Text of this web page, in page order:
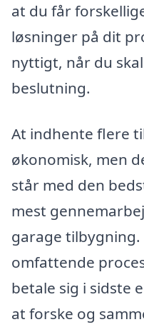
at du får
løsninger på dit
nyttigt, når du
beslutning.
At indhente flere
økonomisk, men
står med den
mest
garage
omfattende
betale sig i sidste
at forske og